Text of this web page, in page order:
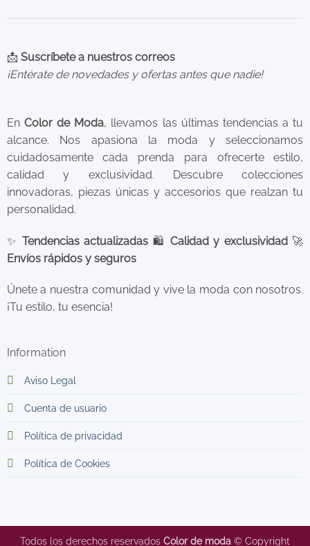
En Color de Moda, llevamos las últimas tendencias a tu
alcance. Nos apasiona la moda y seleccionamos
cuidadosamente cada prenda para ofrecerte estilo,
calidad y exclusividad. Descubre colecciones
innovadoras, piezas únicas y accesorios que realzan tu
personalidad.
✨ Tendencias actualizadas 🛍️ Calidad y exclusividad🚀
Envíos rápidos y seguros
Únete a nuestra comunidad y vive la moda con nosotros.
¡Tu estilo, tu esencia!
Information
Aviso Legal
Cuenta de usuario
Política de privacidad
Política de Cookies
📩 Suscríbete a nuestros correos
¡Entérate de novedades y ofertas antes que nadie!
Todos los derechos reservados Color de moda © Copyright